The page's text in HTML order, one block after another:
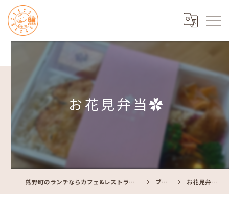
お花見弁当✿
熊野町のランチならカフェ&レストラン Cafe照 ブログ お花見弁当✿